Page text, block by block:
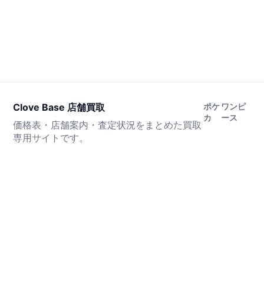
Clove Base 店舗買取
価格表・店舗案内・査定状況をまとめた買取
専用サイトです。
ポケ
カ
ワンピ
ース